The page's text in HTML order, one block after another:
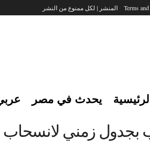
Terms المنشر | لكل ممنوع من النشر
يحدث في مصر
بجدول زمني لانسحاب